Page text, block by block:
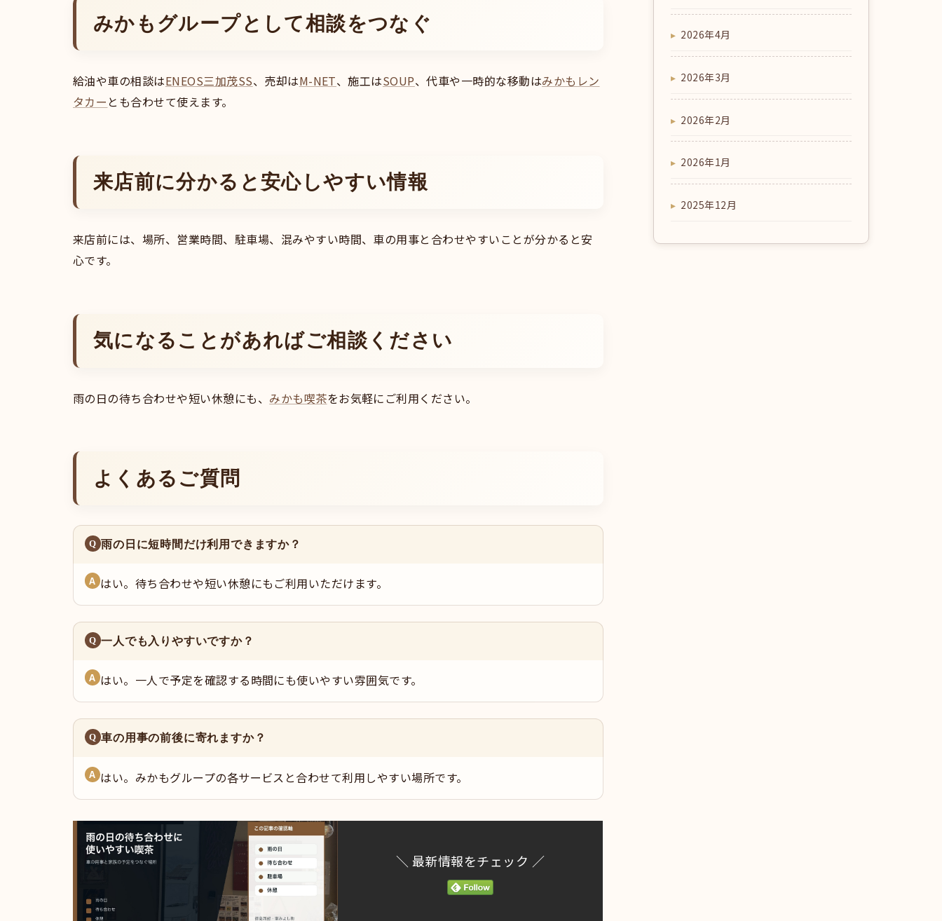
みかもグループとして相談をつなぐ
給油や車の相談はENEOS三加茂SS、売却はM-NET、施工はSOUP、代車や一時的な移動はみかもレン
タカー とも合わせて使えます。
来店前に分かると安心しやすい情報
来店前には、場所、営業時間、駐車場、混みやすい時間、車の用事と合わせやすいことが分かると安
心です。
気になることがあればご相談ください
雨の日の待ち合わせや短い休憩にも、 みかも喫茶をお気軽にご利用ください。
よくあるご質問
雨の日に短時間だけ利用できますか？
はい。待ち合わせや短い休憩にもご利用いただけます。
一人でも入りやすいですか？
はい。一人で予定を確認する時間にも使いやすい雰囲気です。
車の用事の前後に寄れますか？
はい。みかもグループの各サービスと合わせて利用しやすい場所です。
＼ 最新情報をチェック ／
2026年4月
2026年3月
2026年2月
2026年1月
2025年12月